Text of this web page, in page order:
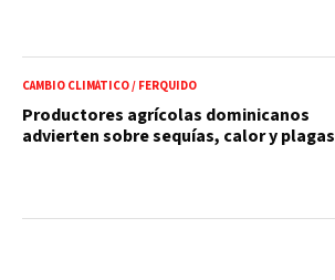
CAMBIO CLIMÁTICO / FERQUIDO
Productores agrícolas dominicanos
advierten sobre sequías, calor y plagas